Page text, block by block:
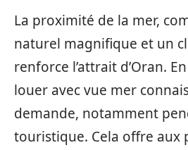
La proximité de la mer,
naturel magnifique et un
renforce l’attrait d’Oran.
louer avec vue mer
demande, notamment
touristique. Cela offre aux